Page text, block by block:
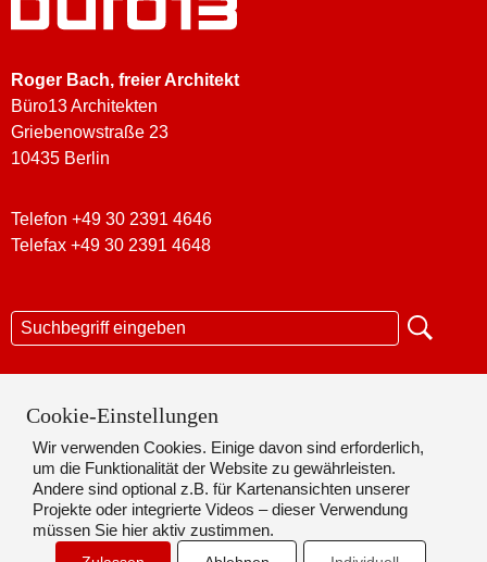
Roger Bach, freier Architekt
Büro13 Architekten
Griebenowstraße 23
10435 Berlin
Telefon +49 30 2391 4646
Telefax +49 30 2391 4648
DATENSCHUTZ
IMPRESSUM
Cookie-Einstellungen
Wir verwenden Cookies. Einige davon sind erforderlich,
um die Funktionalität der Website zu gewährleisten.
Andere sind optional z.B. für Kartenansichten unserer
Projekte oder integrierte Videos – dieser Verwendung
müssen Sie hier aktiv zustimmen.